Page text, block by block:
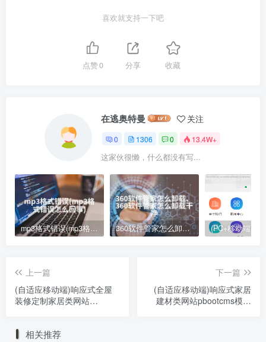
喜欢就支持一下吧
点赞0 分享 收藏
在逃奥特曼 关注
0 1306 0 13.4W+
这家伙很懒，什么都没有写...
mp3格式错误(mp3格式错误怎么回事) 360软件管家怎么卸载、360软件管家怎么卸载干净
上一篇
(自适应移动端)响应式全屋
装修定制家居类网站
下一篇
(自适应移动端)响应式家居
建材类网站pbootcms模板
相关推荐